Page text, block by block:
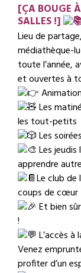
[ÇA BOUGE
SALLES !]
Lieu de
médiathèque-
toute l’année,
et ouvertes à
Les
les tout-petits
Les
Les
apprendre
Le club
coups de cœur
Et bien
!
L’accès
Venez
profiter d’un